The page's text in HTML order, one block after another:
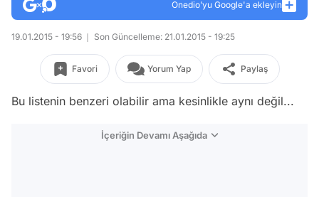
Onedio’yu Google'a ekleyin
19.01.2015 - 19:56 Son Güncelleme: 21.01.2015 - 19:25
Favori Yorum Yap Paylaş
Bu listenin benzeri olabilir ama kesinlikle aynı değil...
İçeriğin Devamı Aşağıda